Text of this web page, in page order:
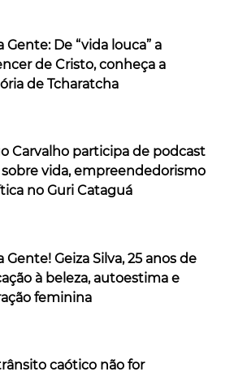
Gente: De “vida louca” a
de Cristo, conheça a
de Tcharatcha
Carvalho participa de podcast
sobre vida, empreendedorismo
no Guri Cataguá
Gente! Geiza Silva, 25 anos de
à beleza, autoestima e
feminina
caótico não for